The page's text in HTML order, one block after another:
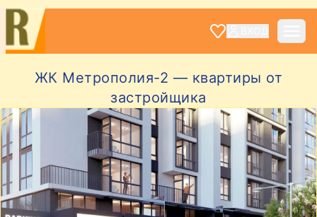
ЖК Метрополия-2 — квартиры от
застройщика